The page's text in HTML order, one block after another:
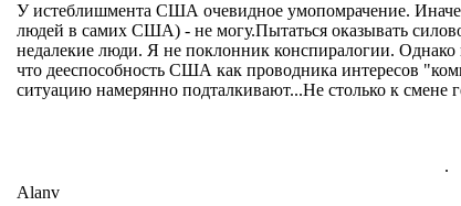
У истеблишмента США очевидное умопомрачение. Иначе
людей в самих США) - не могу.Пытаться оказывать
недалекие люди. Я не поклонник конспиралогии.
что дееспособность США как проводника интересов
ситуацию намерянно подталкивают...Не столько к смене
.
Alanv